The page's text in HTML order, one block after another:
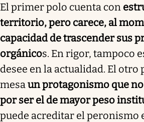
El primer polo cuenta con
territorio, pero carece, al
capacidad de trascender sus
orgánicos. En rigor, tampoco
desee en la actualidad. El otro
mesaun protagonismo que
por ser el de mayor peso
puede acreditar el peronismo